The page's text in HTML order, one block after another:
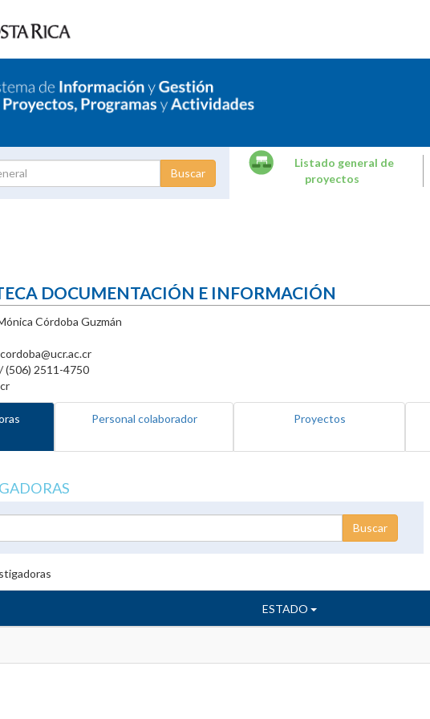
Listado general de
proyectos
DOCUMENTACIÓN E INFORMACIÓN
Córdoba Guzmán
(506) 2511-4750
Personal colaborador Proyectos
ESTADO